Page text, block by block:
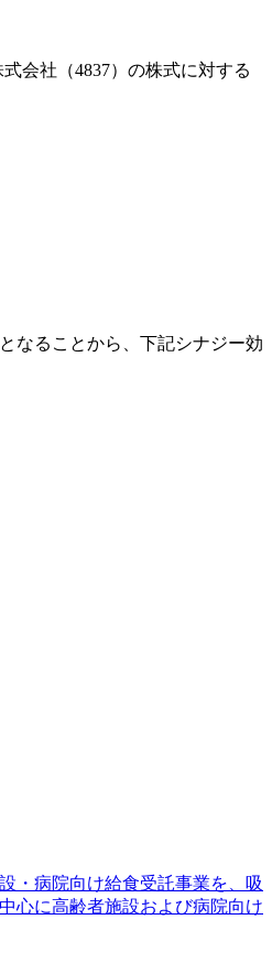
会社（4837）の株式に対する
なることから、下記シナジー効
・病院向け給食受託事業を、吸
心に高齢者施設および病院向け